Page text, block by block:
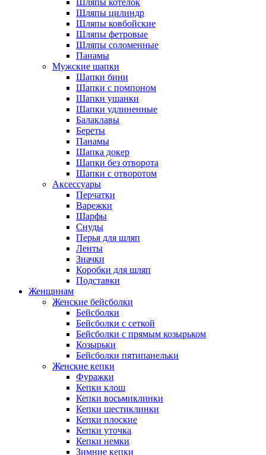
Шляпы котелок
Шляпы цилиндр
Шляпы ковбойские
Шляпы фетровые
Шляпы соломенные
Панамы
Мужские шапки
Шапки бини
Шапки с помпоном
Шапки ушанки
Шапки удлиненные
Балаклавы
Береты
Панамы
Шапка докер
Шапки без отворота
Шапки с отворотом
Аксессуары
Перчатки
Варежки
Шарфы
Снуды
Перья для шляп
Ленты
Значки
Коробки для шляп
Подставки
Женщинам
Женские бейсболки
Бейсболки
Бейсболки с сеткой
Бейсболки с прямым козырьком
Козырьки
Бейсболки пятипанельки
Женские кепки
Фуражки
Кепки клош
Кепки восьмиклинки
Кепки шестиклинки
Кепки плоские
Кепки уточка
Кепки немки
Зимние кепки